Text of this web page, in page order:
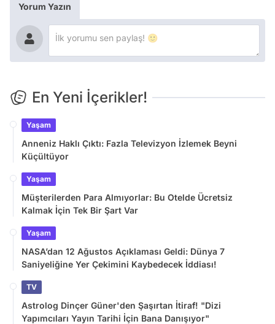
Yorum Yazın
En Yeni İçerikler!
Yaşam
Anneniz Haklı Çıktı: Fazla Televizyon İzlemek Beyni
Küçültüyor
Yaşam
Müşterilerden Para Almıyorlar: Bu Otelde Ücretsiz
Kalmak İçin Tek Bir Şart Var
Yaşam
NASA’dan 12 Ağustos Açıklaması Geldi: Dünya 7
Saniyeliğine Yer Çekimini Kaybedecek İddiası!
TV
Astrolog Dinçer Güner'den Şaşırtan İtiraf! "Dizi
Yapımcıları Yayın Tarihi İçin Bana Danışıyor"